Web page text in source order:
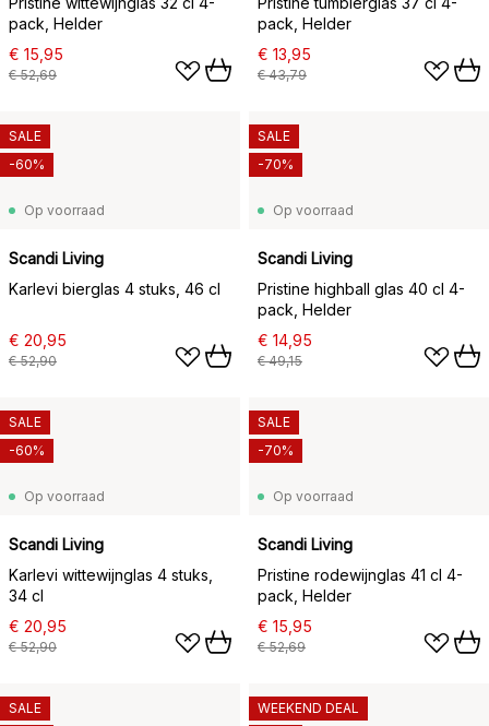
pack, Helder
€ 15,95
€ 52,69
pack, Helder
€ 13,95
€ 43,79
Op voorraad
Scandi Living
Karlevi bierglas 4 stuks, 46 cl
€ 20,95
€ 52,90
SALE
-60%
Op voorraad
Scandi Living
Pristine highball glas 40 cl 4-
pack, Helder
€ 14,95
€ 49,15
SALE
-70%
Op voorraad
Scandi Living
Karlevi wittewijnglas 4 stuks,
34 cl
€ 20,95
€ 52,90
SALE
-60%
Op voorraad
Scandi Living
Pristine rodewijnglas 41 cl 4-
pack, Helder
€ 15,95
€ 52,69
SALE
-70%
SALE
WEEKEND DEAL